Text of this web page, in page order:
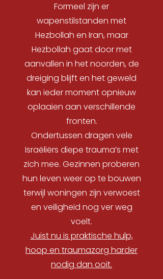
Formeel zijn er
wapenstilstanden met
Hezbollah en Iran, maar
Hezbollah gaat door met
aanvallen in het noorden, de
dreiging blijft en het geweld
kan ieder moment opnieuw
oplaaien aan verschillende
fronten.
Ondertussen dragen vele
Israëliërs diepe trauma’s met
zich mee. Gezinnen proberen
hun leven weer op te bouwen
terwijl woningen zijn verwoest
en veiligheid nog ver weg
voelt.
Juist nu is praktische hulp,
hoop en traumazorg harder
nodig dan ooit.